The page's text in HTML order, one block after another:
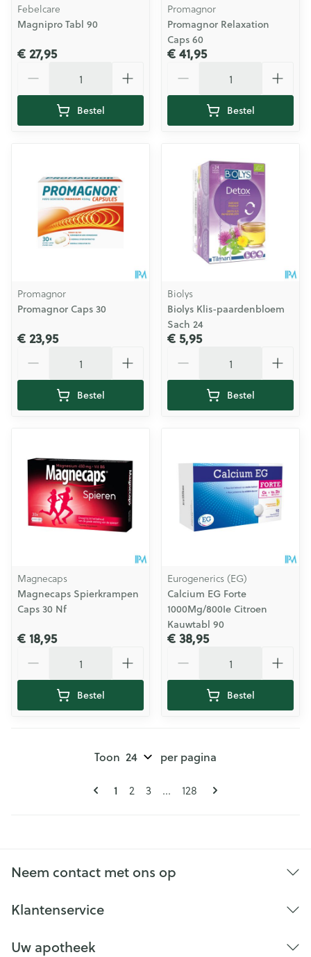
Febelcare
Magnipro Tabl 90
€ 27,95
Bestel
Promagnor
Promagnor Relaxation
Caps 60
€ 41,95
Bestel
Promagnor
Promagnor Caps 30
€ 23,95
Bestel
Biolys
Biolys Klis-paardenbloem
Sach 24
€ 5,95
Bestel
Magnecaps
Magnecaps Spierkrampen
Caps 30 Nf
€ 18,95
Bestel
Eurogenerics (EG)
Calcium EG Forte
1000Mg/800Ie Citroen
Kauwtabl 90
€ 38,95
Bestel
Pagina's
U lees momenteel pagina
1 Pagina
2 Pagina
3 ... Pagina
128
Toon per pagina
Neem contact met ons op
Klantenservice
Uw apotheek